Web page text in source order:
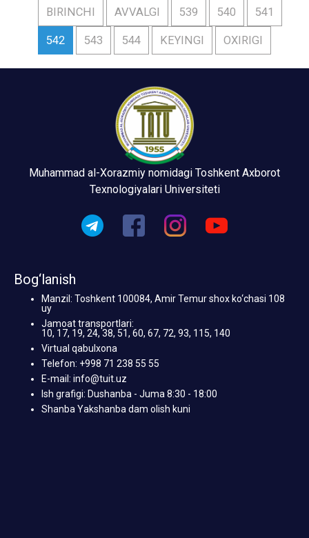
BIRINCHI AVVALGI 539 540 541
542 543 544 KEYINGI OXIRIGI
Muhammad al-Xorazmiy nomidagi Toshkent Axborot
Texnologiyalari Universiteti
Bog‘lanish
Manzil: Toshkent 100084, Amir Temur shox ko‘chasi 108
uy
Jamoat transportlari:
10, 17, 19, 24, 38, 51, 60, 67, 72, 93, 115, 140
Virtual qabulxona
Telefon: +998 71 238 55 55
E-mail: info@tuit.uz
Ish grafigi: Dushanba - Juma 8:30 - 18:00
Shanba Yakshanba dam olish kuni